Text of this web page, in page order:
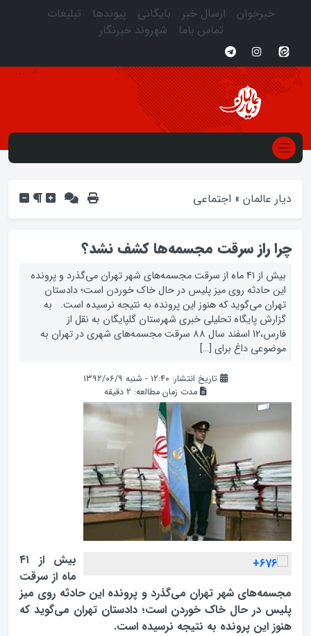
خبرخوان ارسال خبر بایگانی پیوندها
تبلیغات
تماس باما
شهروند خبرنگار
دیار عالمان » اجتماعی
چرا راز سرقت مجسمه‌ها کشف نشد؟
بیش از ۴۱ ماه از سرقت مجسمه‌های شهر تهران می‌گذرد و پرونده
این حادثه روی میز پلیس در حال خاک خوردن است؛ دادستان
تهران می‌گوید که هنوز این پرونده به نتیجه نرسیده است. به
گزارش پایگاه تحلیلی خبری شهرستان گلپایگان به نقل از
فارس،12 اسفند سال ۸۸ سرقت مجسمه‌های شهری در تهران به
موضوعی داغ برای […]
تاریخ انتشار: ۱۲:۴۰ - شنبه ۱۳۹۲/۰۶/۹
مدت زمان مطالعه: 2 دقیقه
بیش از ۴۱
ماه از سرقت
مجسمه‌های شهر تهران می‌گذرد و پرونده این حادثه روی میز
پلیس در حال خاک خوردن است؛ دادستان تهران می‌گوید که
هنوز این پرونده به نتیجه نرسیده است.